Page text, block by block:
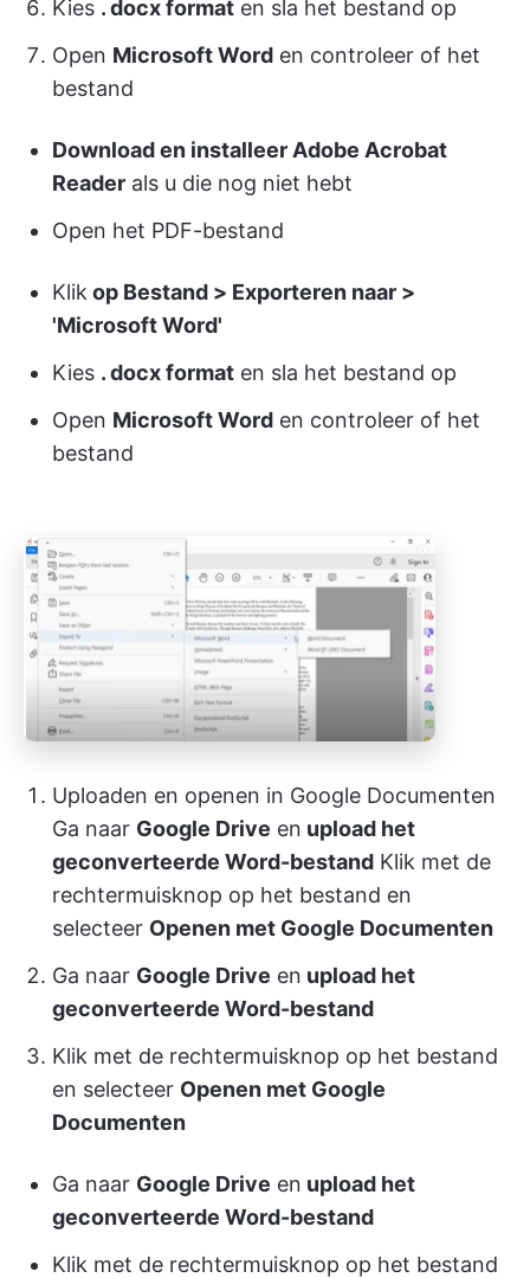
Kies . docx format en sla het bestand op
Open Microsoft Word en controleer of het
bestand
Download en installeer Adobe Acrobat
Reader als u die nog niet hebt
Open het PDF-bestand
Klik op Bestand > Exporteren naar >
'Microsoft Word'
Kies . docx format en sla het bestand op
Open Microsoft Word en controleer of het
bestand
Uploaden en openen in Google Documenten
Ga naar Google Drive en upload het
geconverteerde Word-bestand Klik met de
rechtermuisknop op het bestand en
selecteer Openen met Google Documenten
Ga naar Google Drive en upload het
geconverteerde Word-bestand
Klik met de rechtermuisknop op het bestand
en selecteer Openen met Google
Documenten
Ga naar Google Drive en upload het
geconverteerde Word-bestand
Klik met de rechtermuisknop op het bestand